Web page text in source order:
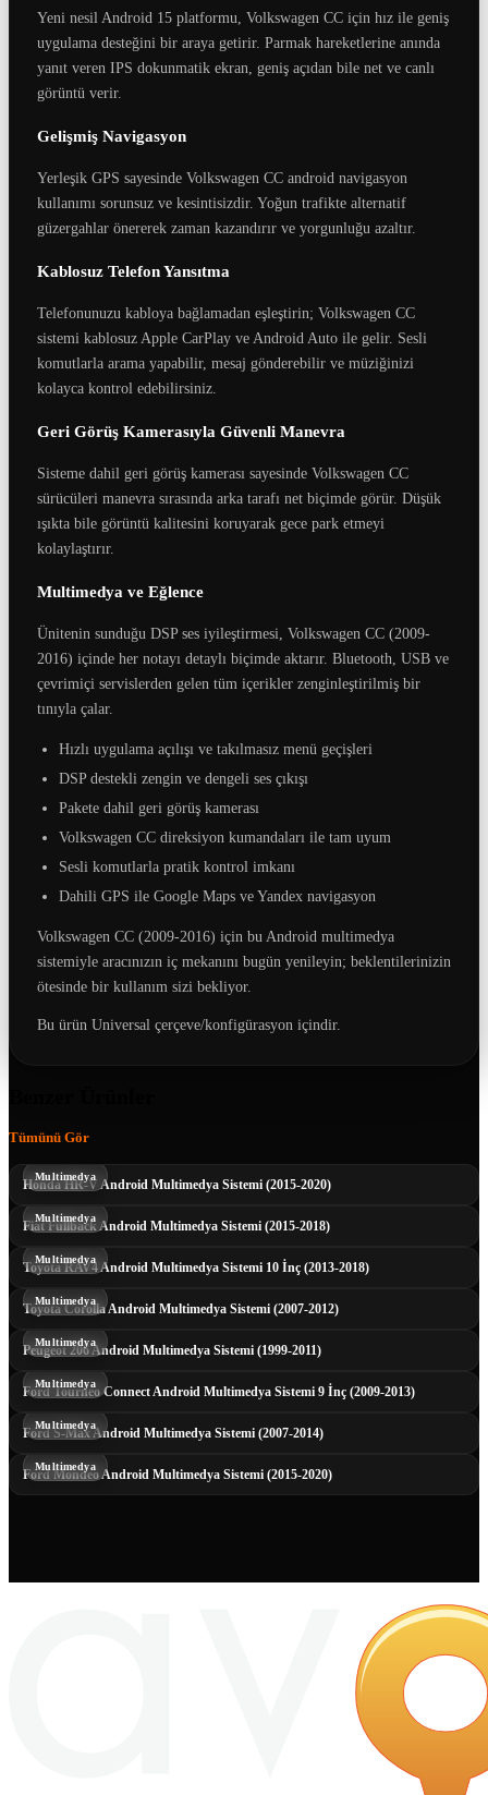
Yeni nesil Android 15 platformu, Volkswagen CC için hız ile geniş
uygulama desteğini bir araya getirir. Parmak hareketlerine anında
yanıt veren IPS dokunmatik ekran, geniş açıdan bile net ve canlı
görüntü verir.
Gelişmiş Navigasyon
Yerleşik GPS sayesinde Volkswagen CC android navigasyon
kullanımı sorunsuz ve kesintisizdir. Yoğun trafikte alternatif
güzergahlar önererek zaman kazandırır ve yorgunluğu azaltır.
Kablosuz Telefon Yansıtma
Telefonunuzu kabloya bağlamadan eşleştirin; Volkswagen CC
sistemi kablosuz Apple CarPlay ve Android Auto ile gelir. Sesli
komutlarla arama yapabilir, mesaj gönderebilir ve müziğinizi
kolayca kontrol edebilirsiniz.
Geri Görüş Kamerasıyla Güvenli Manevra
Sisteme dahil geri görüş kamerası sayesinde Volkswagen CC
sürücüleri manevra sırasında arka tarafı net biçimde görür. Düşük
ışıkta bile görüntü kalitesini koruyarak gece park etmeyi
kolaylaştırır.
Multimedya ve Eğlence
Ünitenin sunduğu DSP ses iyileştirmesi, Volkswagen CC (2009-
2016) içinde her notayı detaylı biçimde aktarır. Bluetooth, USB ve
çevrimiçi servislerden gelen tüm içerikler zenginleştirilmiş bir
tınıyla çalar.
Hızlı uygulama açılışı ve takılmasız menü geçişleri
DSP destekli zengin ve dengeli ses çıkışı
Pakete dahil geri görüş kamerası
Volkswagen CC direksiyon kumandaları ile tam uyum
Sesli komutlarla pratik kontrol imkanı
Dahili GPS ile Google Maps ve Yandex navigasyon
Volkswagen CC (2009-2016) için bu Android multimedya
sistemiyle aracınızın iç mekanını bugün yenileyin; beklentilerinizin
ötesinde bir kullanım sizi bekliyor.
Bu ürün Universal çerçeve/konfigürasyon içindir.
Tümünü Gör
Honda HR-V Android Multimedya Sistemi (2015-2020)
Multimedya
Fiat Fullback Android Multimedya Sistemi (2015-2018)
Multimedya
Toyota RAV4 Android Multimedya Sistemi 10 İnç (2013-2018)
Multimedya
Toyota Corolla Android Multimedya Sistemi (2007-2012)
Multimedya
Peugeot 206 Android Multimedya Sistemi (1999-2011)
Multimedya
Ford Tourneo Connect Android Multimedya Sistemi 9 İnç (2009-2013)
Multimedya
Ford S-Max Android Multimedya Sistemi (2007-2014)
Multimedya
Ford Mondeo Android Multimedya Sistemi (2015-2020)
Multimedya